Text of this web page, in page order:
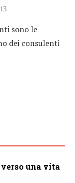
sono le
dei consulenti
una vita